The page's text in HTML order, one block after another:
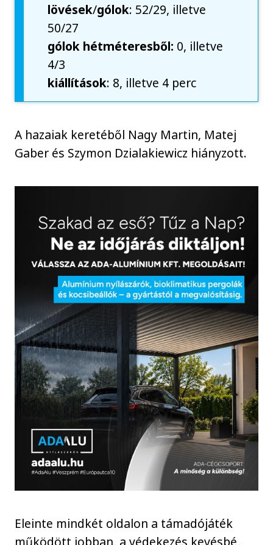
lövések/gólok: 52/29, illetve
50/27
gólok hétméteresből: 0, illetve
4/3
kiállítások: 8, illetve 4 perc
A hazaiak keretéből Nagy Martin, Matej
Gaber és Szymon Dzialakiewicz hiányzott.
Eleinte mindkét oldalon a támadójáték
működött jobban, a védekezés kevésbé,